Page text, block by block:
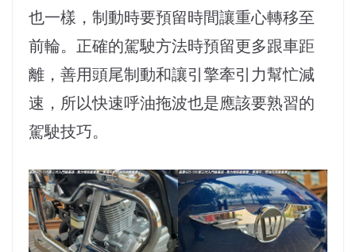
也一樣，制動時要預留時間讓重心轉移至
前輪。正確的駕駛方法時預留更多跟車距
離，善用頭尾制動和讓引擎牽引力幫忙減
速，所以快速呼油拖波也是應該要熟習的
駕駛技巧。